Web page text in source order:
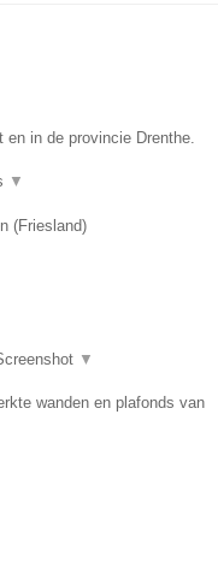
en in de provincie Drenthe.
▼
(Friesland)
▼
wanden en plafonds van